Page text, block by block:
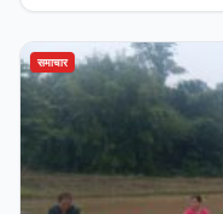
समाचार